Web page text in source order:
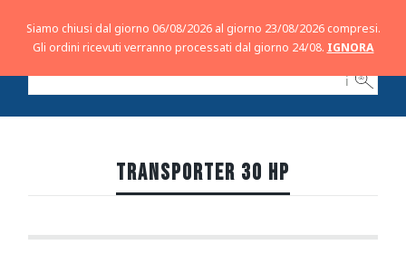
ℹ
TRANSPORTER 30 HP
Siamo chiusi dal giorno 06/08/2026 al giorno 23/08/2026 compresi.
Gli ordini ricevuti verranno processati dal giorno 24/08. IGNORA